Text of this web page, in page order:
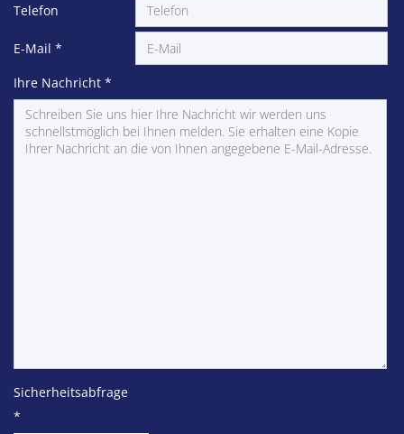
Telefon
E-Mail *
Ihre Nachricht *
Sicherheitsabfrage
*